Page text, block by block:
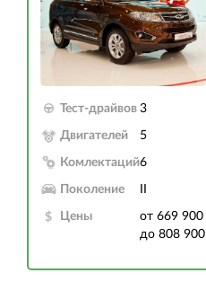
Тест-драйвов 3
Двигателей 5
Комлектаций6
Поколение
Цены
от 669 900
до 808 900